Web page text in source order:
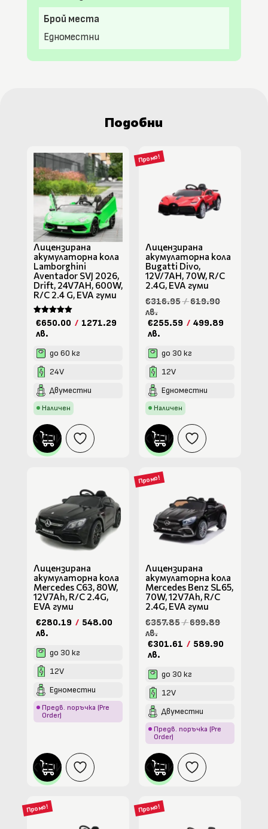
Брой места
Едноместни
Подобни
Лицензирана
акумулаторна кола
Lamborghini
Aventador SVJ 2026,
Drift, 24V7AH, 600W,
R/C 2.4 G, EVA гуми
Оценено на
5.00
от 5
€650.00 / 1271.29
лв.
до 60 кг
24V
Двуместни
Наличен
КУПИ
Промо!
Лицензирана
акумулаторна кола
Bugatti Divo,
12V/7AH, 70W, R/C
2.4G, EVA гуми
€316.95/619.90
лв.
€255.59 / 499.89
лв.
до 30 кг
12V
Едноместни
Наличен
КУПИ
Лицензирана
акумулаторна кола
Mercedes C63, 80W,
12V7Ah, R/C 2.4G,
EVA гуми
€280.19 / 548.00
лв.
до 30 кг
12V
Едноместни
Предв. поръчка (Pre
Order)
КУПИ
Промо!
Лицензирана
акумулаторна кола
Mercedes Benz SL65,
70W, 12V7Ah, R/C
2.4G, EVA гуми
€357.85/699.89
лв.
€301.61 / 589.90
лв.
до 30 кг
12V
Двуместни
Предв. поръчка (Pre
Order)
КУПИ
Промо! Промо!